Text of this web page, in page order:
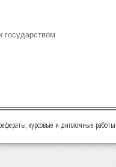
государством
курсовые и дипломные работы